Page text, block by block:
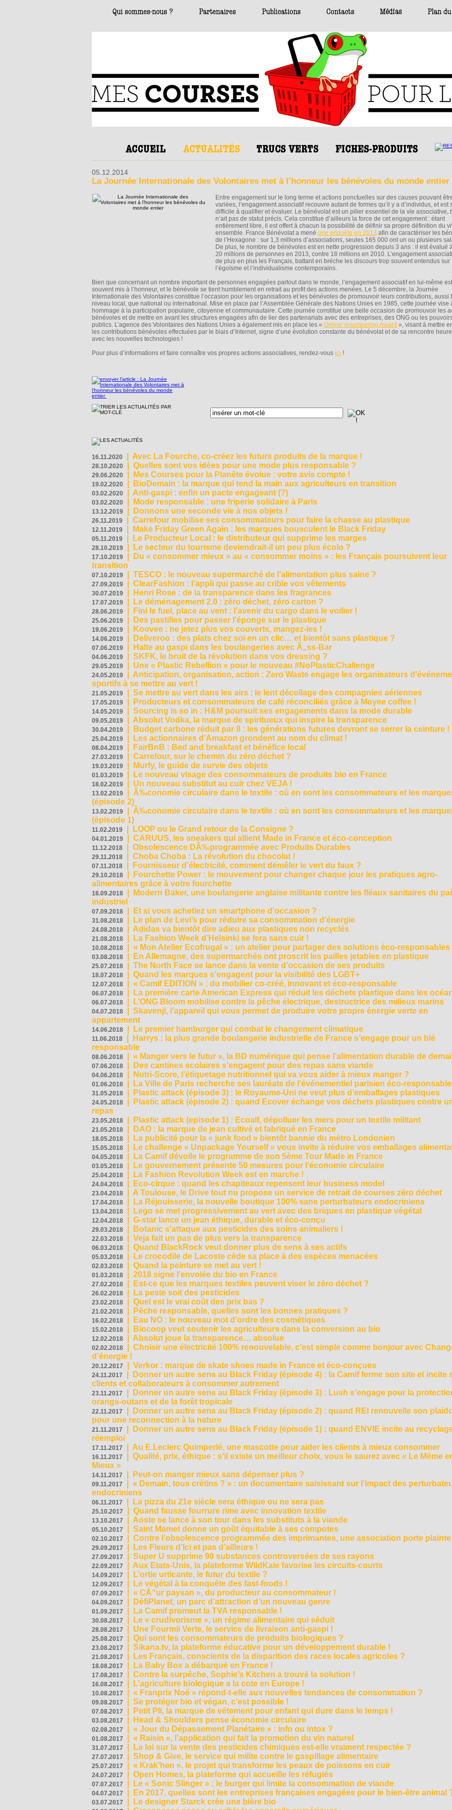
05.12.2014
La Journée Internationale des Volontaires met à l’honneur les bénévoles du monde entier
Entre engagement sur le long terme et actions ponctuelles sur des causes pouvant
variées, l’engagement associatif recouvre autant de formes qu’il y a d’individus, et est
difficile à qualifier et évaluer. Le bénévolat est un pilier essentiel de la vie associative,
n’ait pas de statut précis. Cela constitue d’ailleurs la force de cet engagement : étant
entièrement libre, il est offert à chacun la possibilité de définir sa propre définition du
ensemble. France Bénévolat a mené une enquête en 2013 afin de caractériser les
de l’Hexagone : sur 1,3 millions d’associations, seules 165 000 ont un ou plusieurs
De plus, le nombre de bénévoles est en nette progression depuis 3 ans : il est évalué
20 millions de personnes en 2013, contre 18 millions en 2010. L’engagement
de plus en plus les Français, battant en brèche les discours trop souvent entendus sur
l’égoïsme et l’individualisme contemporains.
Bien que concernant un nombre important de personnes engagées partout dans le monde, l’engagement associatif en lui-même
souvent mis à l’honneur, et le bénévole se tient humblement en retrait au profit des actions menées. Le 5 décembre, la Journée
Internationale des Volontaires constitue l’occasion pour les organisations et les bénévoles de promouvoir leurs contributions, aussi
niveau local, que national ou international. Mise en place par l’Assemblée Générale des Nations Unies en 1985, cette journée vise
hommage à la participation populaire, citoyenne et communautaire. Cette journée constitue une belle occasion de promouvoir les
bénévoles et de mettre en avant les structures engagées afin de lier des partenariats avec des entreprises, des ONG ou les
publics. L’agence des Volontaires des Nations Unies a également mis en place les « Online Volunteering Award », visant à mettre
les contributions bénévoles effectuées par le biais d’Internet, signe d’une évolution constante du bénévolat et de sa rencontre
avec les nouvelles technologies !
Pour plus d’informations et faire connaître vos propres actions associatives, rendez-vous ici !
16.11.2020 Avec La Fourche, co-créez les futurs produits de la marque !
28.10.2020 Quelles sont vos idées pour une mode plus responsable ?
29.06.2020 Mes Courses pour la Planète évolue : votre avis compte !
19.02.2020 BioDemain : la marque qui tend la main aux agriculteurs en transition
03.02.2020 Anti-gaspi : enfin un pacte engageant (?)
03.02.2020 Mode responsable : une friperie solidaire à Paris
13.12.2019 Donnons une seconde vie à nos objets !
26.11.2019 Carrefour mobilise ses consommateurs pour faire la chasse au plastique
12.11.2019 Make Friday Green Again : les marques bousculent le Black Friday
05.11.2019 Le Producteur Local : le distributeur qui supprime les marges
28.10.2019 Le secteur du tourisme deviendrait-il un peu plus écolo ?
17.10.2019
Du « consommer mieux » au « consommer moins » : les Français poursuivent leur
transition
07.10.2019 TESCO : le nouveau supermarché de l’alimentation plus saine ?
27.09.2019 ClearFashion : l’appli qui passe au crible vos vêtements
30.07.2019 Henri Rose : de la transparence dans les fragrances
17.07.2019 Le déménagement 2.0 : zéro déchet, zéro carton ?
28.06.2019 Fini le fuel, place au vent : l’avenir du cargo dans le voilier !
25.06.2019 Des pastilles pour passer l’éponge sur le plastique
19.06.2019 Koovee : ne jetez plus vos couverts, mangez-les !
14.06.2019 Deliveroo : des plats chez soi en un clic… et bientôt sans plastique ?
07.06.2019 Halte au gaspi dans les boulangeries avec Ã„ss-Bar
04.06.2019 SKFK, le bruit de la révolution dans vos dressing ?
29.05.2019 Une « Plastic Rebellion » pour le nouveau #NoPlasticChallenge
24.05.2019
Anticipation, organisation, action : Zero Waste engage les organisateurs
sportifs à se mettre au vert !
21.05.2019 Se mettre au vert dans les airs : le lent décollage des compagnies aériennes
17.05.2019 Producteurs et consommateurs de café réconciliés grâce à Moyee coffee !
14.05.2019 Sourcing is so in : H&M poursuit ses engagements dans la mode durable
09.05.2019 Absolut Vodka, la marque de spiritueux qui inspire la transparence
30.04.2019 Budget carbone réduit par 8 : les générations futures devront se serrer la ceinture !
25.04.2019 Les actionnaires d’Amazon grondent au nom du climat !
08.04.2019 FairBnB : Bed and breakfast et bénéfice local
27.03.2019 Carrefour, sur le chemin du zéro déchet ?
19.03.2019 Murfy, le guide de survie des objets
01.03.2019 Le nouveau visage des consommateurs de produits bio en France
18.02.2019 Un nouveau substitut au cuir chez VEJA !
13.02.2019
Ã‰conomie circulaire dans le textile : où en sont les consommateurs et les
(épisode 2)
13.02.2019
Ã‰conomie circulaire dans le textile : où en sont les consommateurs et les
(épisode 1)
11.02.2019 LOOP ou le Grand retour de la Consigne ?
04.01.2019 CARUUS, les sneakers qui allient Made in France et éco-conception
11.12.2018 Obsolescence DÃ‰programmée avec Produits Durables
29.11.2018 Choba Choba : La révolution du chocolat !
07.11.2018 Fournisseur d’électricité, comment démêler le vert du faux ?
29.10.2018
Fourchette Power : le mouvement pour changer chaque jour les pratiques agro-
alimentaires grâce à votre fourchette
18.09.2018
Modern Baker, une boulangerie anglaise militante contre les fléaux sanitaires du
industriel
07.09.2018 Et si vous achetiez un smartphone d’occasion ?
31.08.2018 Le plan de Levi’s pour réduire sa consommation d’énergie
24.08.2018 Adidas va bientôt dire adieu aux plastiques non recyclés
21.08.2018 La Fashion Week d’Helsinki se fera sans cuir !
10.08.2018 « Mon Atelier Ecofrugal » : un atelier pour partager des solutions éco-responsables
03.08.2018 En Allemagne, des supermarchés ont proscrit les pailles jetables en plastique
25.07.2018 The North Face se lance dans la vente d’occasion de ses produits
18.07.2018 Quand les marques s’engagent pour la visibilité des LGBT+
12.07.2018 « Camif EDITION » : du mobilier co-créé, innovant et éco-responsable
06.07.2018 La première carte American Express qui réduit les déchets plastique dans les
06.07.2018 L’ONG Bloom mobilise contre la pêche électrique, destructrice des milieux marins
04.07.2018
Skavenji, l’appareil qui vous permet de produire votre propre énergie verte en
appartement
14.06.2018 Le premier hamburger qui combat le changement climatique
11.06.2018
Harrys : la plus grande boulangerie industrielle de France s’engage pour un blé
responsable
08.06.2018 « Manger vers le futur », la BD numérique qui pense l’alimentation durable de
07.06.2018 Des cantines scolaires s’engagent pour des repas sans viande
04.06.2018 Nutri-Score, l’étiquetage nutritionnel qui va vous aider à mieux manger ?
01.06.2018 La Ville de Paris recherche ses lauréats de l’événementiel parisien éco-responsable
31.05.2018 Plastic attack (épisode 3) : le Royaume-Uni ne veut plus d’emballages plastiques
24.05.2018
Plastic attack (épisode 2) : quand Ecover échange vos déchets plastiques contre
repas
23.05.2018 Plastic attack (episode 1) : Ecoalf, dépolluer les mers pour un textile militant
21.05.2018 DAO : la marque de jean cultivé et fabriqué en France
18.05.2018 La publicité pour la « junk food » bientôt bannie du métro Londonien
15.05.2018 Le challenge « Unpackage Yourself » vous invite à réduire vos emballages
04.05.2018 La Camif dévoile le programme de son 5ème Tour Made in France
03.05.2018 Le gouvernement présente 50 mesures pour l‘économie circulaire
25.04.2018 La Fashion Revolution Week est en marche !
24.04.2018 Eco-cirque : quand les chapiteaux repensent leur business model
23.04.2018 A Toulouse, le Drive tout nu propose un service de retrait de courses zéro déchet
17.04.2018 La Réjouisserie, la nouvelle boutique 100% sans perturbateurs endocriniens
13.04.2018 Lego se met progressivement au vert avec des briques en plastique végétal
12.04.2018 G-star lance un jean éthique, durable et éco-conçu
29.03.2018 Botanic s’attaque aux pesticides des soins animaliers !
22.03.2018 Veja fait un pas de plus vers la transparence
06.03.2018 Quand BlackRock veut donner plus de sens à ses actifs
05.03.2018 Le crocodile de Lacoste cède sa place à des espèces menacées
02.03.2018 Quand la peinture se met au vert !
01.03.2018 2018 signe l’envolée du bio en France
27.02.2018 Est-ce que les marques textiles peuvent viser le zéro déchet ?
26.02.2018 La peste soit des pesticides
23.02.2018 Quel est le vrai coût des prix bas ?
21.02.2018 Pêche responsable, quelles sont les bonnes pratiques ?
16.02.2018 Eau NO : le nouveau mot d’ordre des cosmétiques
15.02.2018 Biocoop veut soutenir les agriculteurs dans la conversion au bio
12.02.2018 Absolut joue la transparence… absolue
02.02.2018
Choisir une électricité 100% renouvelable, c’est simple comme bonjour avec
d'énergie !
20.12.2017 Verkor : marque de skate shoes made in France et éco-conçues
24.11.2017
Donner un autre sens au Black Friday (épisode 4) : la Camif ferme son site et incite
clients et collaborateurs à consommer autrement
23.11.2017
Donner un autre sens au Black Friday (épisode 3) : Lush s’engage pour la
orangs-outans et de la forêt tropicale
22.11.2017
Donner un autre sens au Black Friday (épisode 2) : quand REI renouvelle son
pour une reconnection à la nature
21.11.2017
Donner un autre sens au Black Friday (épisode 1) : quand ENVIE incite au
réemploi
17.11.2017 Au E.Leclerc Quimperlé, une mascotte pour aider les clients à mieux consommer
16.11.2017
Qualité, prix, éthique : s’il existe un meilleur choix, vous le saurez avec « Le Même
Mieux »
14.11.2017 Peut-on manger mieux sans dépenser plus ?
09.11.2017
« Demain, tous crétins ? » : un documentaire saisissant sur l’impact des
endocriniens
06.11.2017 La pizza du 21e siècle sera éthique ou ne sera pas
25.10.2017 Quand fausse fourrure rime avec innovation textile
13.10.2017 Aoste se lance à son tour dans les substituts à la viande
05.10.2017 Saint Mamet donne un goût équitable à ses compotes
02.10.2017 Contre l’obsolescence programmée des imprimantes, une association porte plainte
29.09.2017 Les Fleurs d’Ici et pas d’ailleurs !
27.09.2017 Super U supprime 90 substances controversées de ses rayons
22.09.2017 Aux Etats-Unis, la plateforme WildKale favorise les circuits-courts
14.09.2017 L’ortie urticante, le futur du textile ?
12.09.2017 Le végétal à la conquête des fast-foods !
07.09.2017 « CÅ“ur paysan », du producteur au consommateur !
04.09.2017 DéfiPlanet, un parc d’attraction d’un nouveau genre
01.09.2017 La Camif promeut la TVA responsable !
30.08.2017 Le « crudivorisme », un régime alimentaire qui séduit
28.08.2017 Une Fourmii Verte, le service de livraison anti-gaspi !
25.08.2017 Qui sont les consommateurs de produits biologiques ?
23.08.2017 Sikana.tv, la plateforme éducative pour un développement durable !
21.08.2017 Les Français, conscients de la disparition des races locales agricoles ?
18.08.2017 La Baby Box a débarqué en France !
17.08.2017 Contre la surpêche, Sophie’s Kitchen a trouvé la solution !
16.08.2017 L’agriculture biologique a la cote en Europe !
10.08.2017 « Franprix Noé » répond-t-elle aux nouvelles tendances de consommation ?
09.08.2017 Se protéger bio et végan, c’est possible !
07.08.2017 Petit Pli, la marque de vêtement pour enfant qui dure dans le temps !
03.08.2017 Head & Shoulders pense économie circulaire
02.08.2017 « Jour du Dépassement Planétaire » : info ou intox ?
01.08.2017 « Raisin », l’application qui fait la promotion du vin naturel
31.07.2017 La loi sur la vente des pesticides chimiques est-elle vraiment respectée ?
27.07.2017 Shop & Give, le service qui milite contre le gaspillage alimentaire
25.07.2017 « Krak’hen », le projet qui transforme les peaux de poissons en cuir
24.07.2017 Open Homes, la plateforme qui accueille les réfugiés
07.07.2017 Le « Sonic Slinger » : le burger qui limite la consommation de viande
04.07.2017 En 2017, quelles sont les entreprises françaises engagées pour le bien-être animal
03.07.2017 Le designer Starck crée une bière bio